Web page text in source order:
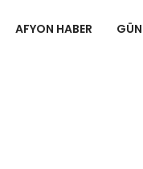
AFYON HABER